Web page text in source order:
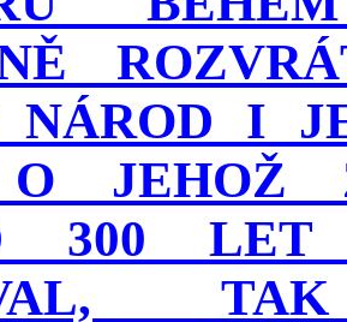
NÁROD I
JEHOŽ
300 LET